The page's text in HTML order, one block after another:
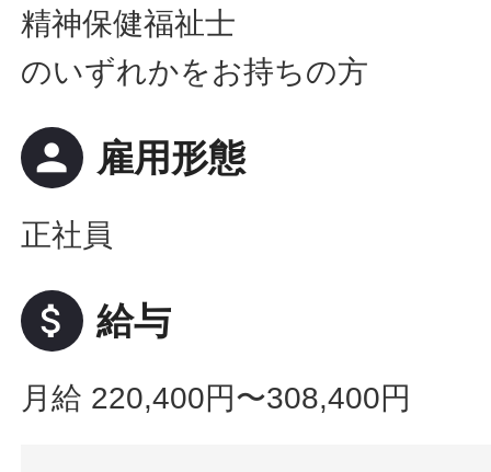
精神保健福祉士
のいずれかをお持ちの方
person 雇用形態
正社員
attach_money 給与
月給 220,400円〜308,400円